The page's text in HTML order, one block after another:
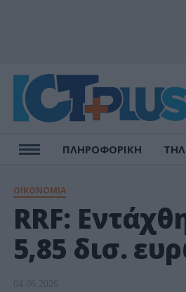
ΠΛΗΡΟΦΟΡΙΚΗ
ΟΙΚΟΝΟΜΙΑ
RRF:
5,85 δισ.
04.06.2026